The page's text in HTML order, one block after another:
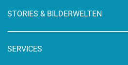
STORIES & BILDERWELTEN
SERVICES